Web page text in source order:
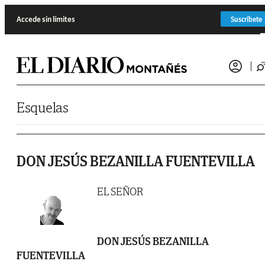
Accede sin límites Suscríbete
Esquelas
DON JESÚS BEZANILLA FUENTEVILLA
EL SEÑOR
DON JESÚS BEZANILLA
FUENTEVILLA